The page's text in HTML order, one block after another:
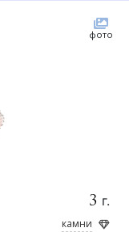
фото
3 г.
камни